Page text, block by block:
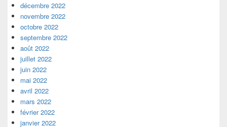
décembre 2022
novembre 2022
octobre 2022
septembre 2022
août 2022
juillet 2022
juin 2022
mai 2022
avril 2022
mars 2022
février 2022
janvier 2022